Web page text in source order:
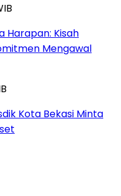
Harapan: Kisah
Mengawal
Kota Bekasi Minta